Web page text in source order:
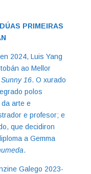
PRIMEIRAS
2024, Luis Yang
ao Mellor
Sunny 16. O xurado
polos
arte e
e profesor; e
que decidiron
a Gemma
.
Galego 2023-